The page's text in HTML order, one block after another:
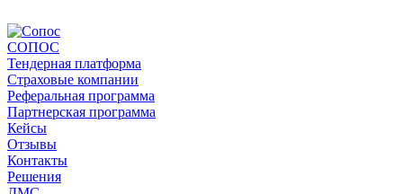
СОПОС
Тендерная платформа
Страховые компании
Реферальная программа
Партнерская программа
Кейсы
Отзывы
Контакты
Решения